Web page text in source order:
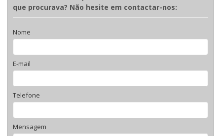
que procurava? Não hesite em contactar-nos:
Nome
E-mail
Telefone
Mensagem